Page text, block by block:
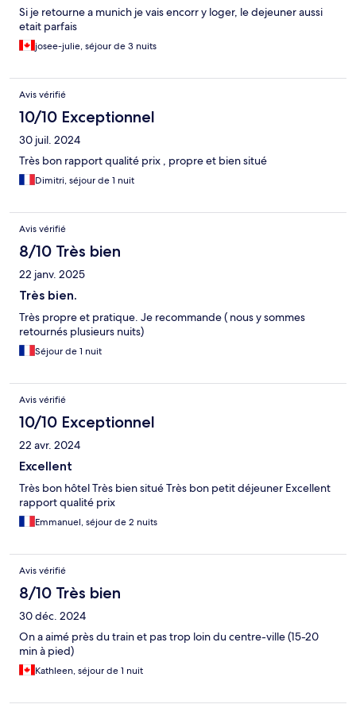
Si je retourne a munich je vais encorr y loger, le dejeuner aussi
etait parfais
josee-julie, séjour de 3 nuits
Avis vérifié
10/10 Exceptionnel
30 juil. 2024
Très bon rapport qualité prix , propre et bien situé
Dimitri, séjour de 1 nuit
Avis vérifié
8/10 Très bien
22 janv. 2025
Très bien.
Très propre et pratique. Je recommande ( nous y sommes
retournés plusieurs nuits)
Séjour de 1 nuit
Avis vérifié
10/10 Exceptionnel
22 avr. 2024
Excellent
Très bon hôtel Très bien situé Très bon petit déjeuner Excellent
rapport qualité prix
Emmanuel, séjour de 2 nuits
Avis vérifié
8/10 Très bien
30 déc. 2024
On a aimé près du train et pas trop loin du centre-ville (15-20
min à pied)
Kathleen, séjour de 1 nuit